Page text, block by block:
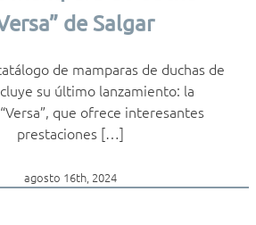
de Salgar
de mamparas de duchas de
su último lanzamiento: la
que ofrece interesantes
prestaciones […]
agosto 16th, 2024